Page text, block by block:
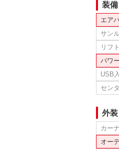
装備
エア
サン
リフ
パワ
USB
セン
外
カー
オー